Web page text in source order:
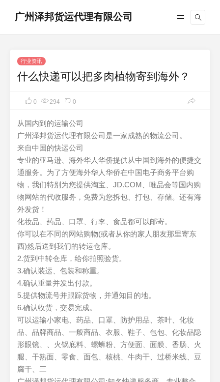
广州泽邦货运代理有限公司
行业资讯
什么快递可以把多肉植物寄到海外？
0 294 0
从国内到的运输公司
广州泽邦货运代理有限公司是一家成熟的物流公司。
来自中国的快运公司
专业的亚马逊、海外华人华侨提供从中国到海外的便捷交
通服务。为了方便海外华人华侨在中国电子商务平台购
物，我们特别为您提供淘宝、JD.COM、唯品会等国内购
物网站的代收服务，免费为您拆包、打包、存储。还有海
外发货！
化妆品、药品、口罩、行李、食品都可以邮寄。
你可以在不同的网站购物(或者从你的家人朋友那里寄东
西)然后送到我们的转运仓库。
2.货到中转仓库，给你拍照验货。
3.确认装运、包装和称重。
4.确认重量并发出付款。
5.提供物流号并跟踪货物，并通知目的地。
6.确认收货，交易完成。
可以运输小家电、药品、口罩、防护用品、茶叶、化妆
品、品牌商品、一般商品、衣服、鞋子、包包、化妆品隐
形眼镜、、火锅底料、螺蛳粉、方便面、面膜、香肠、火
腿、干熟面、零食、面包、核桃、牛肉干、过桥米线、豆
腐干、三